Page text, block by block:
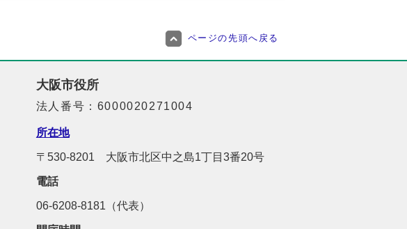
ページの先頭へ戻る
大阪市役所
法人番号：6000020271004
所在地
〒530-8201 大阪市北区中之島1丁目3番20号
電話
06-6208-8181（代表）